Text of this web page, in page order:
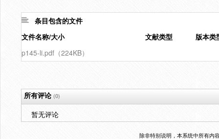
条目包含的文件
文件名称/大小
文献类型
版本类
p145-li.pdf（224KB）
所有评论(0)
暂无评论
除非特别说明，本系统中所有内